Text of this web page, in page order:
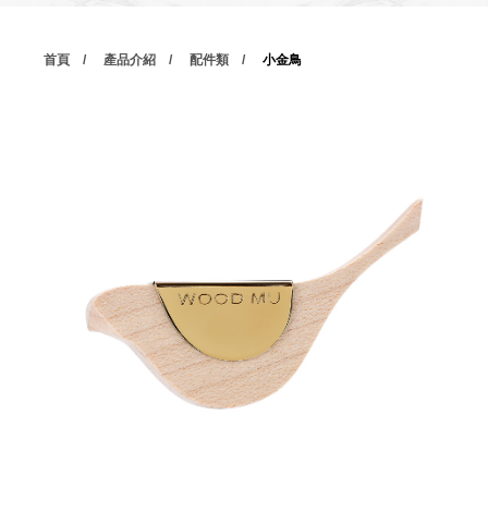
首頁 產品介紹 配件類 小金鳥